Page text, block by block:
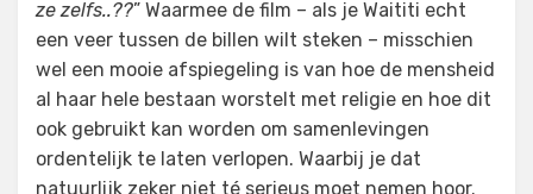
ze zelfs..??” Waarmee de film – als je Waititi echt
een veer tussen de billen wilt steken – misschien
wel een mooie afspiegeling is van hoe de mensheid
al haar hele bestaan worstelt met religie en hoe dit
ook gebruikt kan worden om samenlevingen
ordentelijk te laten verlopen. Waarbij je dat
natuurlijk zeker niet té serieus moet nemen hoor.